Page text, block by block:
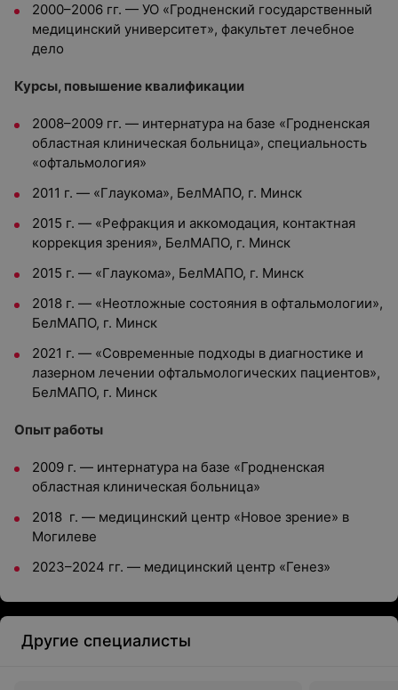
2000–2006 гг. — УО «Гродненский государственный
медицинский университет», факультет лечебное
дело
Курсы, повышение квалификации
2008–2009 гг. — интернатура на базе «Гродненская
областная клиническая больница», специальность
«офтальмология»
2011 г. — «Глаукома», БелМАПО, г. Минск
2015 г. — «Рефракция и аккомодация, контактная
коррекция зрения», БелМАПО, г. Минск
2015 г. — «Глаукома», БелМАПО, г. Минск
2018 г. — «Неотложные состояния в офтальмологии»,
БелМАПО, г. Минск
2021 г. — «Современные подходы в диагностике и
лазерном лечении офтальмологических пациентов»,
БелМАПО, г. Минск
Опыт работы
2009 г. — интернатура на базе «Гродненская
областная клиническая больница»
2018 г. — медицинский центр «Новое зрение» в
Могилеве
2023–2024 гг. — медицинский центр «Генез»
Другие специалисты